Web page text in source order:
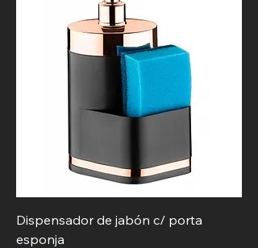
Dispensador de jabón c/ porta
esponja